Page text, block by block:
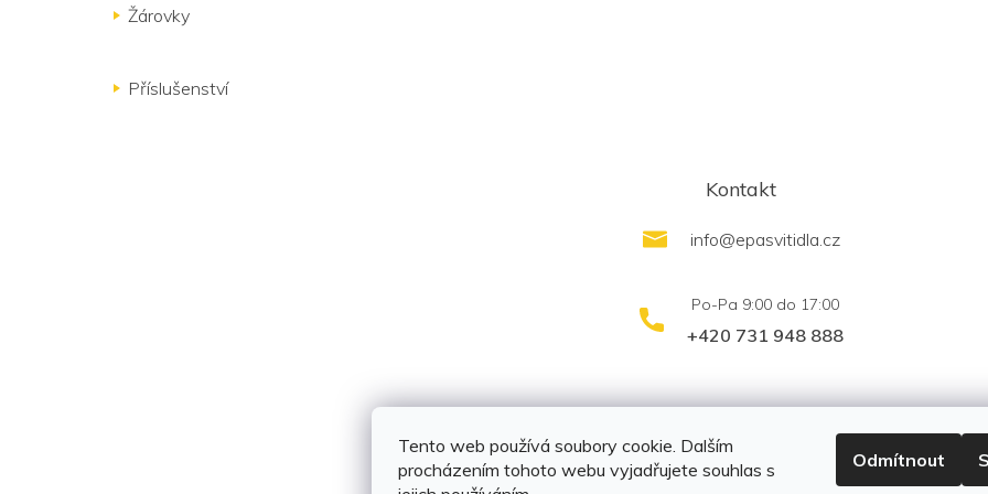
Tento web používá soubory cookie. Dalším
procházením tohoto webu vyjadřujete souhlas s
Odmítnout
Žárovky
Příslušenství
Kontakt
info@epasvitidla.cz
+420 731 948 888